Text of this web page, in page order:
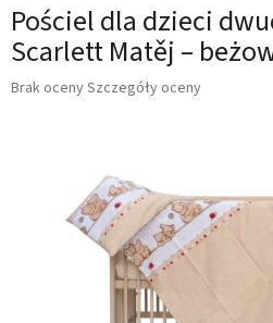
Pościel dla dzieci
Scarlett Matěj –
Średnia
gwiazdek.
Brak ocenySzczegóły oceny